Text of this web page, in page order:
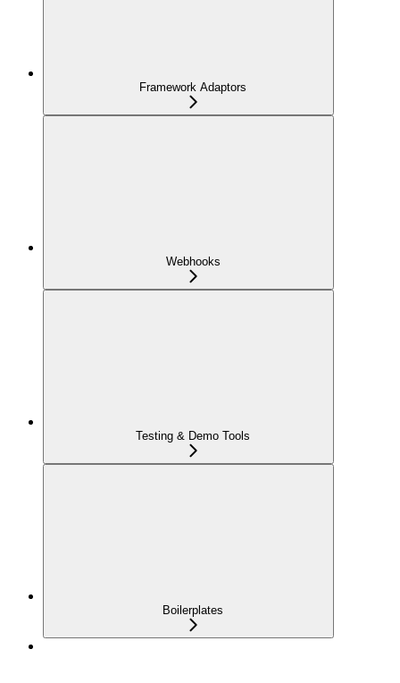
Framework Adaptors
Webhooks
Testing & Demo Tools
Boilerplates